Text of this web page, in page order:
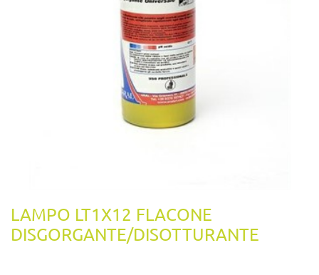
LAMPO LT1X12 FLACONE
DISGORGANTE/DISOTTURANTE